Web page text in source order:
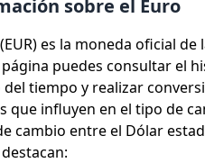
sobre el Euro
es la moneda oficial
página puedes consultar el
tiempo y realizar
que influyen en el tipo de
cambio entre el Dólar